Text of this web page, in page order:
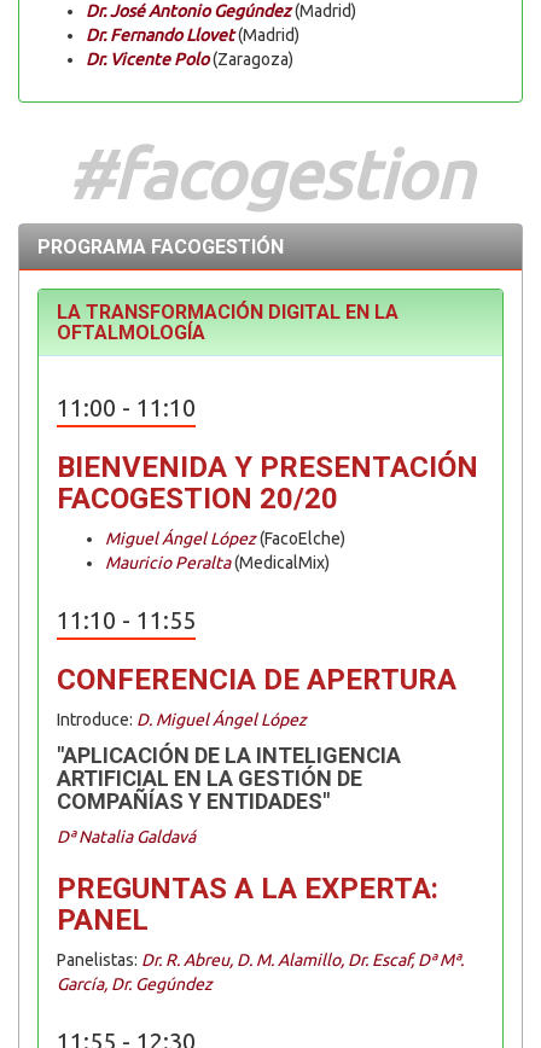
Dr. José Antonio Gegúndez(Madrid)
Dr. Fernando Llovet(Madrid)
Dr. Vicente Polo(Zaragoza)
#facogestion
PROGRAMA FACOGESTIÓN
LA TRANSFORMACIÓN DIGITAL EN LA
OFTALMOLOGÍA
11:00 - 11:10
BIENVENIDA Y PRESENTACIÓN
FACOGESTION 20/20
Miguel Ángel López(FacoElche)
Mauricio Peralta(MedicalMix)
11:10 - 11:55
CONFERENCIA DE APERTURA
Introduce: D. Miguel Ángel López
"APLICACIÓN DE LA INTELIGENCIA
ARTIFICIAL EN LA GESTIÓN DE
COMPAÑÍAS Y ENTIDADES"
Dª Natalia Galdavá
PREGUNTAS A LA EXPERTA:
PANEL
Panelistas: Dr. R. Abreu, D. M. Alamillo, Dr. Escaf, Dª Mª.
García, Dr. Gegúndez
11:55 - 12:30